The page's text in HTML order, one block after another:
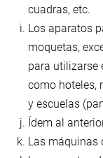
cuadras, etc.
Los aparatos
moquetas,
para utilizarse
como hoteles,
y escuelas
Ídem al
Las máquinas